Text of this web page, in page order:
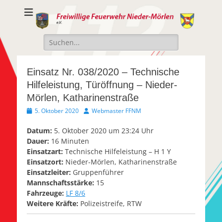
Freiwillige
Feuerwehr Nieder-
Mörlen e.V.
Freiwillige Feuerwehr Nieder-Mörlen e.v.
Suche
nach:
Einsatz Nr. 038/2020 – Technische
Hilfeleistung, Türöffnung – Nieder-
Mörlen, Katharinenstraße
Veröffentlicht
5. Oktober 2020 AutorWebmaster FFNM
Datum: 5. Oktober 2020 um 23:24 Uhr
Dauer: 16 Minuten
Einsatzart: Technische Hilfeleistung – H 1 Y
Einsatzort: Nieder-Mörlen, Katharinenstraße
Einsatzleiter: Gruppenführer
Mannschaftsstärke: 15
Fahrzeuge: LF 8/6
Weitere Kräfte: Polizeistreife, RTW